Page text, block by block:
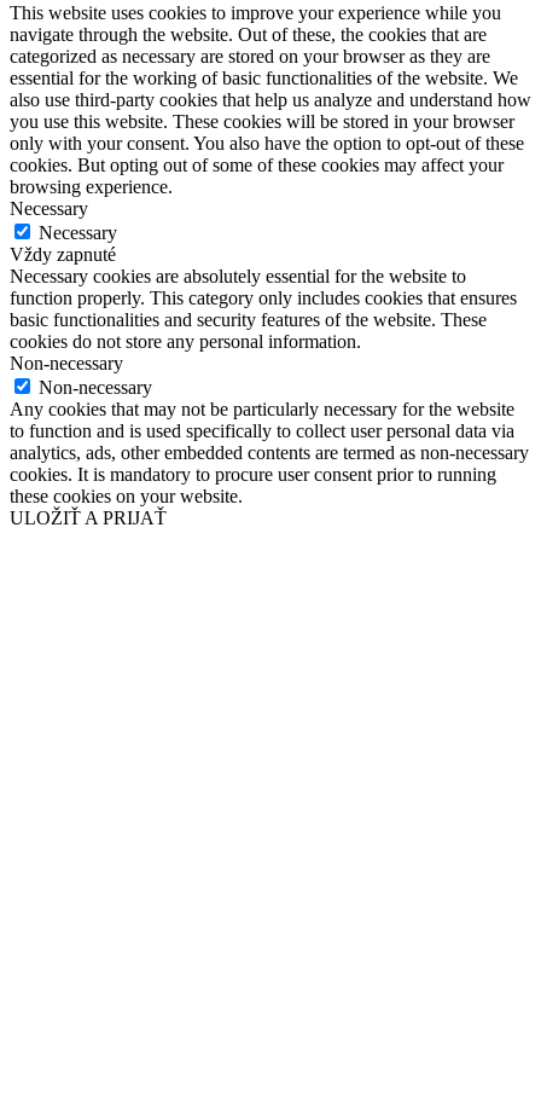
This website uses cookies to improve your experience while you
navigate through the website. Out of these, the cookies that are
categorized as necessary are stored on your browser as they are
essential for the working of basic functionalities of the website. We
also use third-party cookies that help us analyze and understand how
you use this website. These cookies will be stored in your browser
only with your consent. You also have the option to opt-out of these
cookies. But opting out of some of these cookies may affect your
browsing experience.
Necessary
Necessary
Vždy zapnuté
Necessary cookies are absolutely essential for the website to
function properly. This category only includes cookies that ensures
basic functionalities and security features of the website. These
cookies do not store any personal information.
Non-necessary
Non-necessary
Any cookies that may not be particularly necessary for the website
to function and is used specifically to collect user personal data via
analytics, ads, other embedded contents are termed as non-necessary
cookies. It is mandatory to procure user consent prior to running
these cookies on your website.
ULOŽIŤ A PRIJAŤ